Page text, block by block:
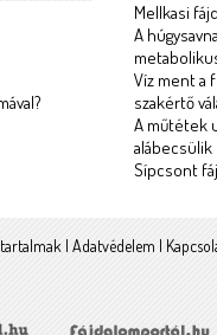
Mellkasi
A
Víz ment a
szakértő
A műtétek
alábecsülik
Sípcsont
| Adatvédelem |